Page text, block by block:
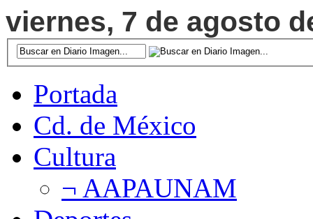
viernes, 7 de agosto
Portada
Cd. de México
Cultura
¬ AAPAUNAM